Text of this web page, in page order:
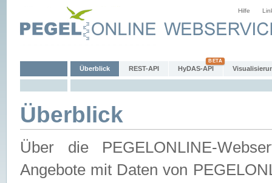
Hilfe
Überblick REST-API HyDAS-API
Überblick
Über die PEGELONLINE-
Angebote mit Daten von